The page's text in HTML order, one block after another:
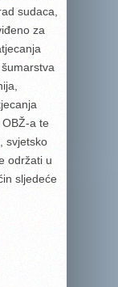
sudaca,
za
a te
svjetsko
održati u
sljedeće